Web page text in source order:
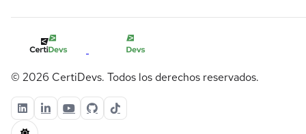
© 2026 CertiDevs. Todos los derechos reservados.